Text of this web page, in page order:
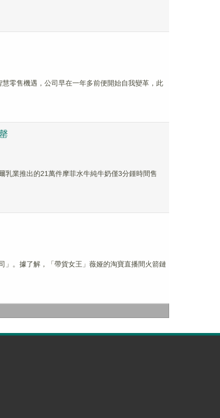
零售機遇，公司早在一年多前便開始自我變革，此
乳業推出的21萬件摩菲水牛純牛奶僅3分鍾時間售
。據了解，「帶貨女王」薇娅的淘寶直播間火箭鏈